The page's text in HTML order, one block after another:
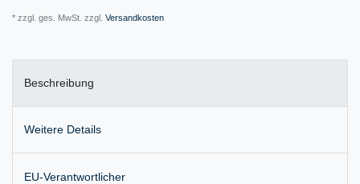
* zzgl. ges. MwSt. zzgl. Versandkosten
Beschreibung
Weitere Details
EU-Verantwortlicher